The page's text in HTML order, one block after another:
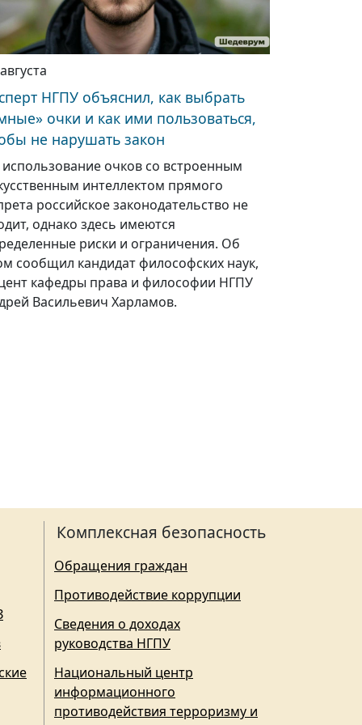
НГПУ объяснил, как выбрать
очки и как ими пользоваться,
не нарушать закон
очков со встроенным
интеллектом прямого
российское законодательство не
однако здесь имеются
риски и ограничения. Об
сообщил кандидат философских наук,
кафедры права и философии НГПУ
Васильевич Харламов.
Комплексная безопасность
Обращения граждан
Противодействие коррупции
Сведения о доходах
руководства НГПУ
Национальный центр
информационного
противодействия терроризму и